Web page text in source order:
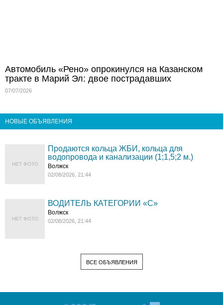
Автомобиль «Рено» опрокинулся на Казанском
тракте в Марий Эл: двое пострадавших
07/07/2026
НОВЫЕ ОБЪЯВЛЕНИЯ
НЕТ ФОТО
Продаются кольца ЖБИ, кольца для
водопровода и канализации (1;1,5;2 м.)
Волжск
02/08/2026, 21:44
НЕТ ФОТО
ВОДИТЕЛЬ КАТЕГОРИИ «C»
Волжск
02/08/2026, 21:44
ВСЕ ОБЪЯВЛЕНИЯ